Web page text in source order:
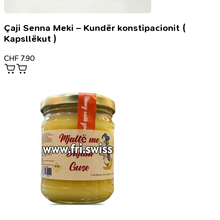
Çaji Senna Meki – Kundër konstipacionit (
Kapsllëkut )
CHF 7.90